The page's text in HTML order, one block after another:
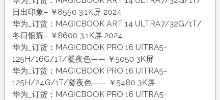
日出印象– ￥8550 3.1K屏 2024
华为_订货：MAGICBOOK ART 14 ULTRA7/32G/1T/
冬日银辉– ￥8600 3.1K屏 2024
华为_订货：MAGICBOOK PRO 16 UITRA5-
125H/16G/1T/凝夜色—— ￥5050 3K屏
华为_订货：MAGICBOOK PRO 16 UITRA5-
125H/24G/1T/凝夜色—— ￥5480 3K屏
华为_订货：MAGICBOOK PRO 16 UITRA5-